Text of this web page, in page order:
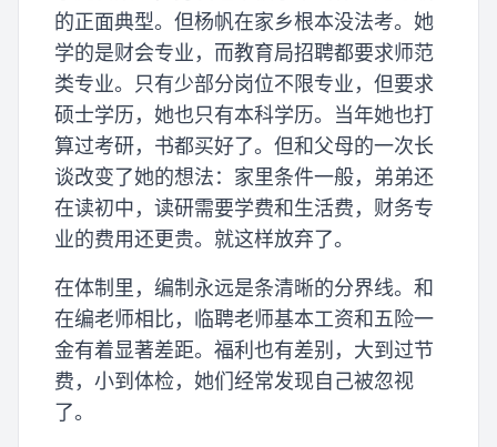
的正面典型。但杨帆在家乡根本没法考。她
学的是财会专业，而教育局招聘都要求师范
类专业。只有少部分岗位不限专业，但要求
硕士学历，她也只有本科学历。当年她也打
算过考研，书都买好了。但和父母的一次长
谈改变了她的想法：家里条件一般，弟弟还
在读初中，读研需要学费和生活费，财务专
业的费用还更贵。就这样放弃了。
在体制里，编制永远是条清晰的分界线。和
在编老师相比，临聘老师基本工资和五险一
金有着显著差距。福利也有差别，大到过节
费，小到体检，她们经常发现自己被忽视
了。